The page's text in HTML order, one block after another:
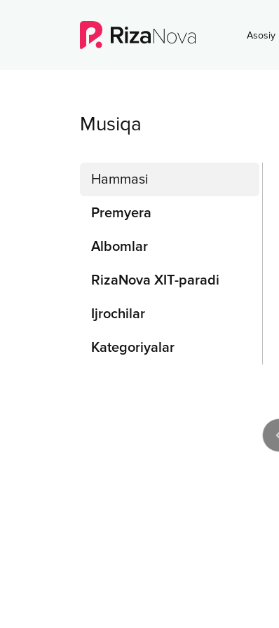
Asosiy
Musiqa
Hammasi
Premyera
Albomlar
RizaNova XIT-paradi
Ijrochilar
Kategoriyalar